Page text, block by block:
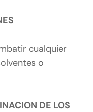
cualquier
o
DE LOS